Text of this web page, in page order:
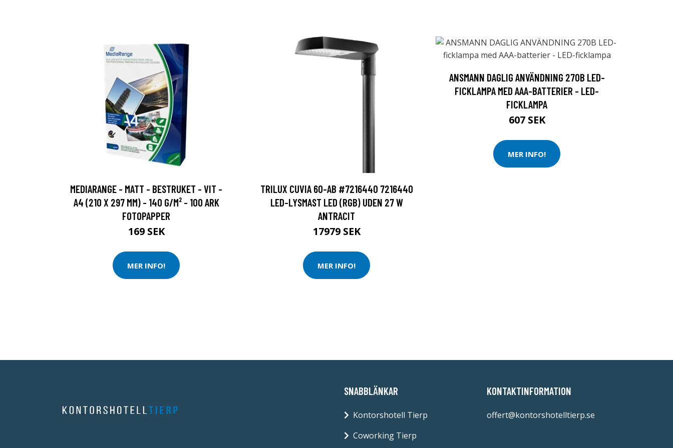
MEDIARANGE - MATT - BESTRUKET - VIT -
A4 (210 X 297 MM) - 140 G/M² - 100 ARK
FOTOPAPPER
169 SEK
MER INFO!
TRILUX CUVIA 60-AB #7216440 7216440
LED-LYSMAST LED (RGB) UDEN 27 W
ANTRACIT
17979 SEK
MER INFO!
ANSMANN DAGLIG ANVÄNDNING 270B LED-
FICKLAMPA MED AAA-BATTERIER - LED-
FICKLAMPA
607 SEK
MER INFO!
SNABBLÄNKAR
Kontorshotell Tierp
Coworking Tierp
KONTAKTINFORMATION
offert@kontorshotelltierp.se